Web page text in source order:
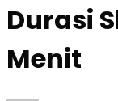
Durasi
Menit